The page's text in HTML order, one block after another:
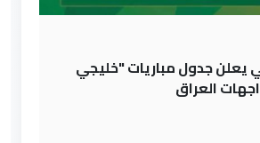
يعلن جدول مباريات "خليجي